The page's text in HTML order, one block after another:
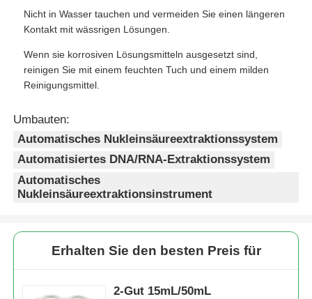
Über uns
Werksbesichtigung
Kontakt
Neuigkeiten
Angebot anfordern
Nicht in Wasser tauchen und vermeiden Sie einen längeren
Kontakt mit wässrigen Lösungen.
Wenn sie korrosiven Lösungsmitteln ausgesetzt sind,
reinigen Sie mit einem feuchten Tuch und einem milden
Reinigungsmittel.
Umbauten:
Automatisches Nukleinsäureextraktionssystem
Automatisiertes DNA/RNA-Extraktionssystem
Automatisches
Nukleinsäureextraktionsinstrument
Erhalten Sie den besten Preis für
2-Gut 15mL/50mL